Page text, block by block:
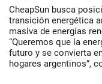
CheapSun busca
transición energética
masiva de energías
“Queremos que la
futuro y se convierta
hogares argentinos”,